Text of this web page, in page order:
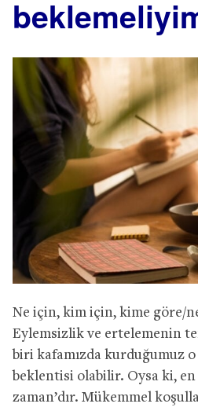
Ne için, kim için, kime göre/
Eylemsizlik ve ertelemenin
biri kafamızda kurduğumuz o
beklentisi olabilir. Oysa ki,
zaman’dır. Mükemmel